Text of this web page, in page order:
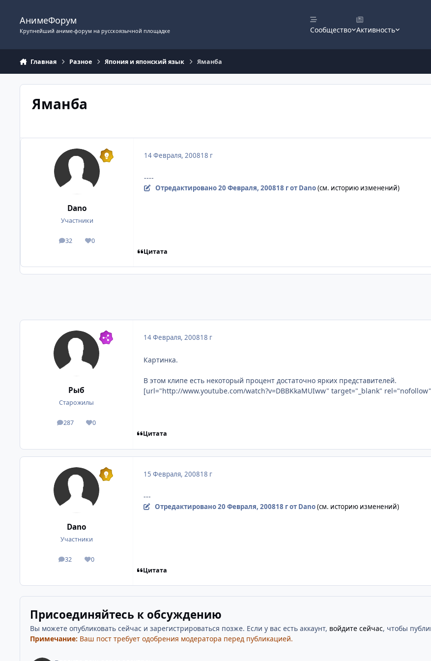
АнимеФорум
Крупнейший аниме-форум на русскоязычной площадке Сообщество Активность
Главная Разное Япония и японский язык Яманба
Яманба
Dano
Участники
32
посты 0
Репутация
14 Февраля, 200818 г
----
Отредактировано20 Февраля, 200818 гот Dano(см. историю изменений)
Цитата
Рыб
Старожилы
287
посты 0
Репутация
14 Февраля, 200818 г
Картинка.
В этом клипе есть некоторый процент достаточно ярких представителей.
[url="http://www.youtube.com/watch?v=DBBKkaMUIww" target="_blank"
Цитата
Dano
Участники
32
посты 0
Репутация
15 Февраля, 200818 г
---
Отредактировано20 Февраля, 200818 гот Dano(см. историю изменений)
Цитата
Присоединяйтесь к обсуждению
Вы можете опубликовать сейчас и зарегистрироваться позже. Если у вас есть аккаунт, войдите сейчас, чтобы
Примечание: Ваш пост требует одобрения модератора перед публикацией.